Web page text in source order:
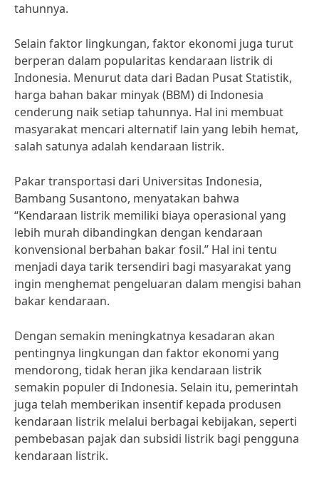
tahunnya.
Selain faktor lingkungan, faktor ekonomi juga turut
berperan dalam popularitas kendaraan listrik di
Indonesia. Menurut data dari Badan Pusat Statistik,
harga bahan bakar minyak (BBM) di Indonesia
cenderung naik setiap tahunnya. Hal ini membuat
masyarakat mencari alternatif lain yang lebih hemat,
salah satunya adalah kendaraan listrik.
Pakar transportasi dari Universitas Indonesia,
Bambang Susantono, menyatakan bahwa
“Kendaraan listrik memiliki biaya operasional yang
lebih murah dibandingkan dengan kendaraan
konvensional berbahan bakar fosil.” Hal ini tentu
menjadi daya tarik tersendiri bagi masyarakat yang
ingin menghemat pengeluaran dalam mengisi bahan
bakar kendaraan.
Dengan semakin meningkatnya kesadaran akan
pentingnya lingkungan dan faktor ekonomi yang
mendorong, tidak heran jika kendaraan listrik
semakin populer di Indonesia. Selain itu, pemerintah
juga telah memberikan insentif kepada produsen
kendaraan listrik melalui berbagai kebijakan, seperti
pembebasan pajak dan subsidi listrik bagi pengguna
kendaraan listrik.